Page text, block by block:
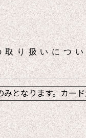
り扱いについ
みとなります。カー